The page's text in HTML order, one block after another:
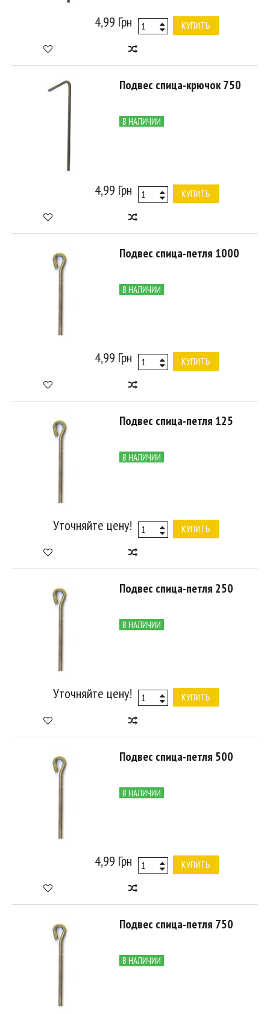
4,99 Грн КУПИТЬ
Подвес спица-крючок 750
В НАЛИЧИИ
4,99 Грн КУПИТЬ
Подвес спица-петля 1000
В НАЛИЧИИ
4,99 Грн КУПИТЬ
Подвес спица-петля 125
В НАЛИЧИИ
Уточняйте цену! КУПИТЬ
Подвес спица-петля 250
В НАЛИЧИИ
Уточняйте цену! КУПИТЬ
Подвес спица-петля 500
В НАЛИЧИИ
4,99 Грн КУПИТЬ
Подвес спица-петля 750
В НАЛИЧИИ